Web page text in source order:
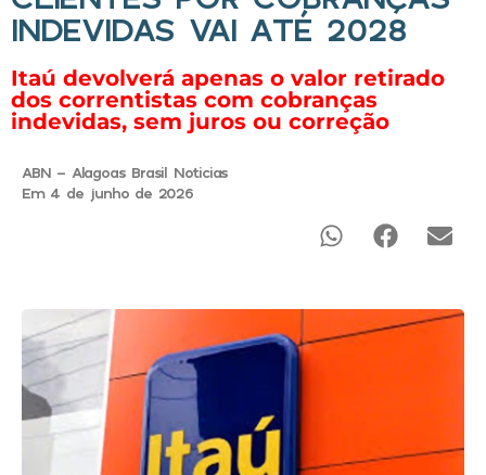
INDEVIDAS VAI ATÉ 2028
Itaú devolverá apenas o valor retirado
dos correntistas com cobranças
indevidas, sem juros ou correção
ABN - Alagoas Brasil Noticias
Em 4 de junho de 2026